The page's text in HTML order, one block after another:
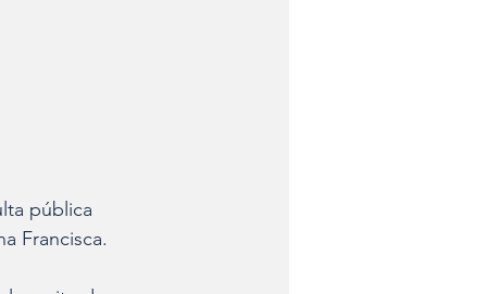
pública
Francisca.